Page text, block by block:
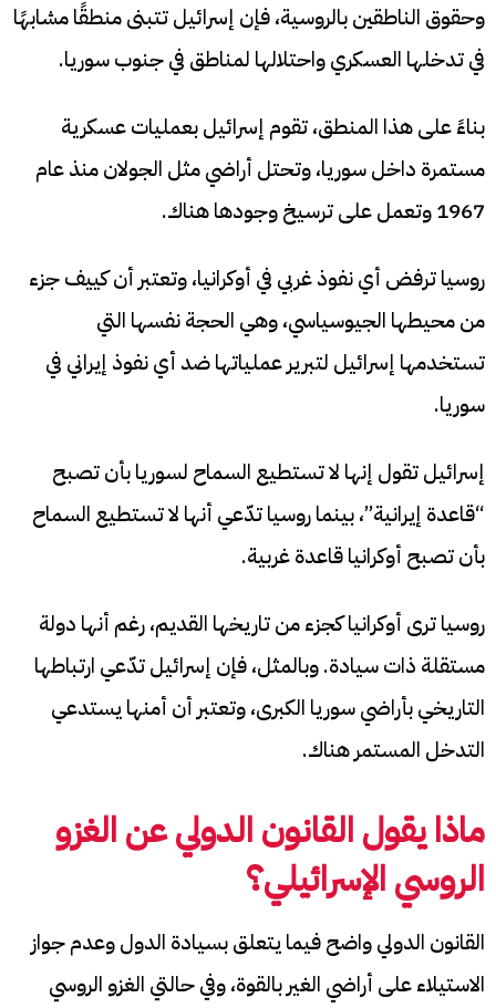
وحقوق الناطقين بالروسية، فإن إسرائيل تتبنى منطقًا مشابهًا
في تدخلها العسكري واحتلالها لمناطق في جنوب سوريا.
بناءً على هذا المنطق، تقوم إسرائيل بعمليات عسكرية
مستمرة داخل سوريا، وتحتل أراضي مثل الجولان منذ عام
1967 وتعمل على ترسيخ وجودها هناك.
روسيا ترفض أي نفوذ غربي في أوكرانيا، وتعتبر أن كييف جزء
من محيطها الجيوسياسي، وهي الحجة نفسها التي
تستخدمها إسرائيل لتبرير عملياتها ضد أي نفوذ إيراني في
سوريا.
إسرائيل تقول إنها لا تستطيع السماح لسوريا بأن تصبح
“قاعدة إيرانية”، بينما روسيا تدّعي أنها لا تستطيع السماح
بأن تصبح أوكرانيا قاعدة غربية.
روسيا ترى أوكرانيا كجزء من تاريخها القديم، رغم أنها دولة
مستقلة ذات سيادة. وبالمثل، فإن إسرائيل تدّعي ارتباطها
التاريخي بأراضي سوريا الكبرى، وتعتبر أن أمنها يستدعي
التدخل المستمر هناك.
ماذا يقول القانون الدولي عن الغزو
الروسي الإسرائيلي؟
القانون الدولي واضح فيما يتعلق بسيادة الدول وعدم جواز
الاستيلاء على أراضي الغير بالقوة، وفي حالتي الغزو الروسي